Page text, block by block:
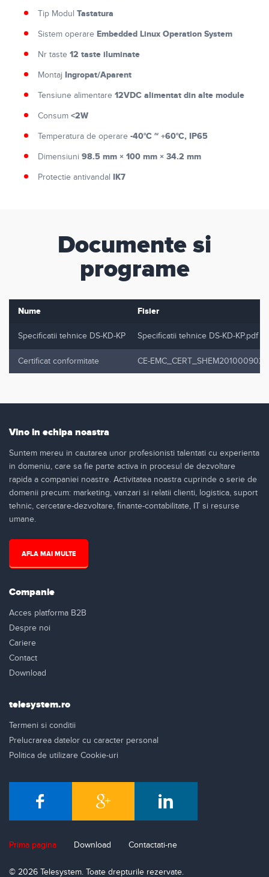
Tip Modul Tastatura
Sistem operare Embedded Linux Operation System
Nr taste 12 taste iluminate
Montaj Ingropat/Aparent
Tensiune alimentare 12VDC alimentat din alte module
Consum <2W
Temperatura de operare -40°C ~ +60°C, IP65
Dimensiuni 98.5 mm × 100 mm × 34.2 mm
Protectie antivandal IK7
Documente si
programe
Nume Fisier
Specificatii tehnice DS-KD-KP Specificatii tehnice DS-KD-KP.pdf
Certificat conformitate CE-
Vino in echipa noastra
Suntem mereu in cautarea unor profesionisti talentati cu experienta
in domeniu, care sa fie parte activa in procesul de dezvoltare
rapida a companiei noastre. Activitatea noastra cuprinde o serie de
domenii precum: marketing, vanzari si relatii clienti, logistica, suport
tehnic, cercetare-dezvoltare, finante-contabilitate, IT si resurse
umane.
AFLA MAI MULTE
Companie
Acces platforma B2B
Despre noi
Cariere
Contact
Download
telesystem.ro
Termeni si conditii
Prelucrarea datelor cu caracter personal
Politica de utilizare Cookie-uri
Prima pagina Download Contactati-ne
© 2026 Telesystem. Toate drepturile rezervate.